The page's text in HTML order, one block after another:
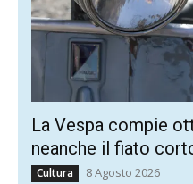
La Vespa compie
neanche il fiato
Cultura 8 Agosto 2026